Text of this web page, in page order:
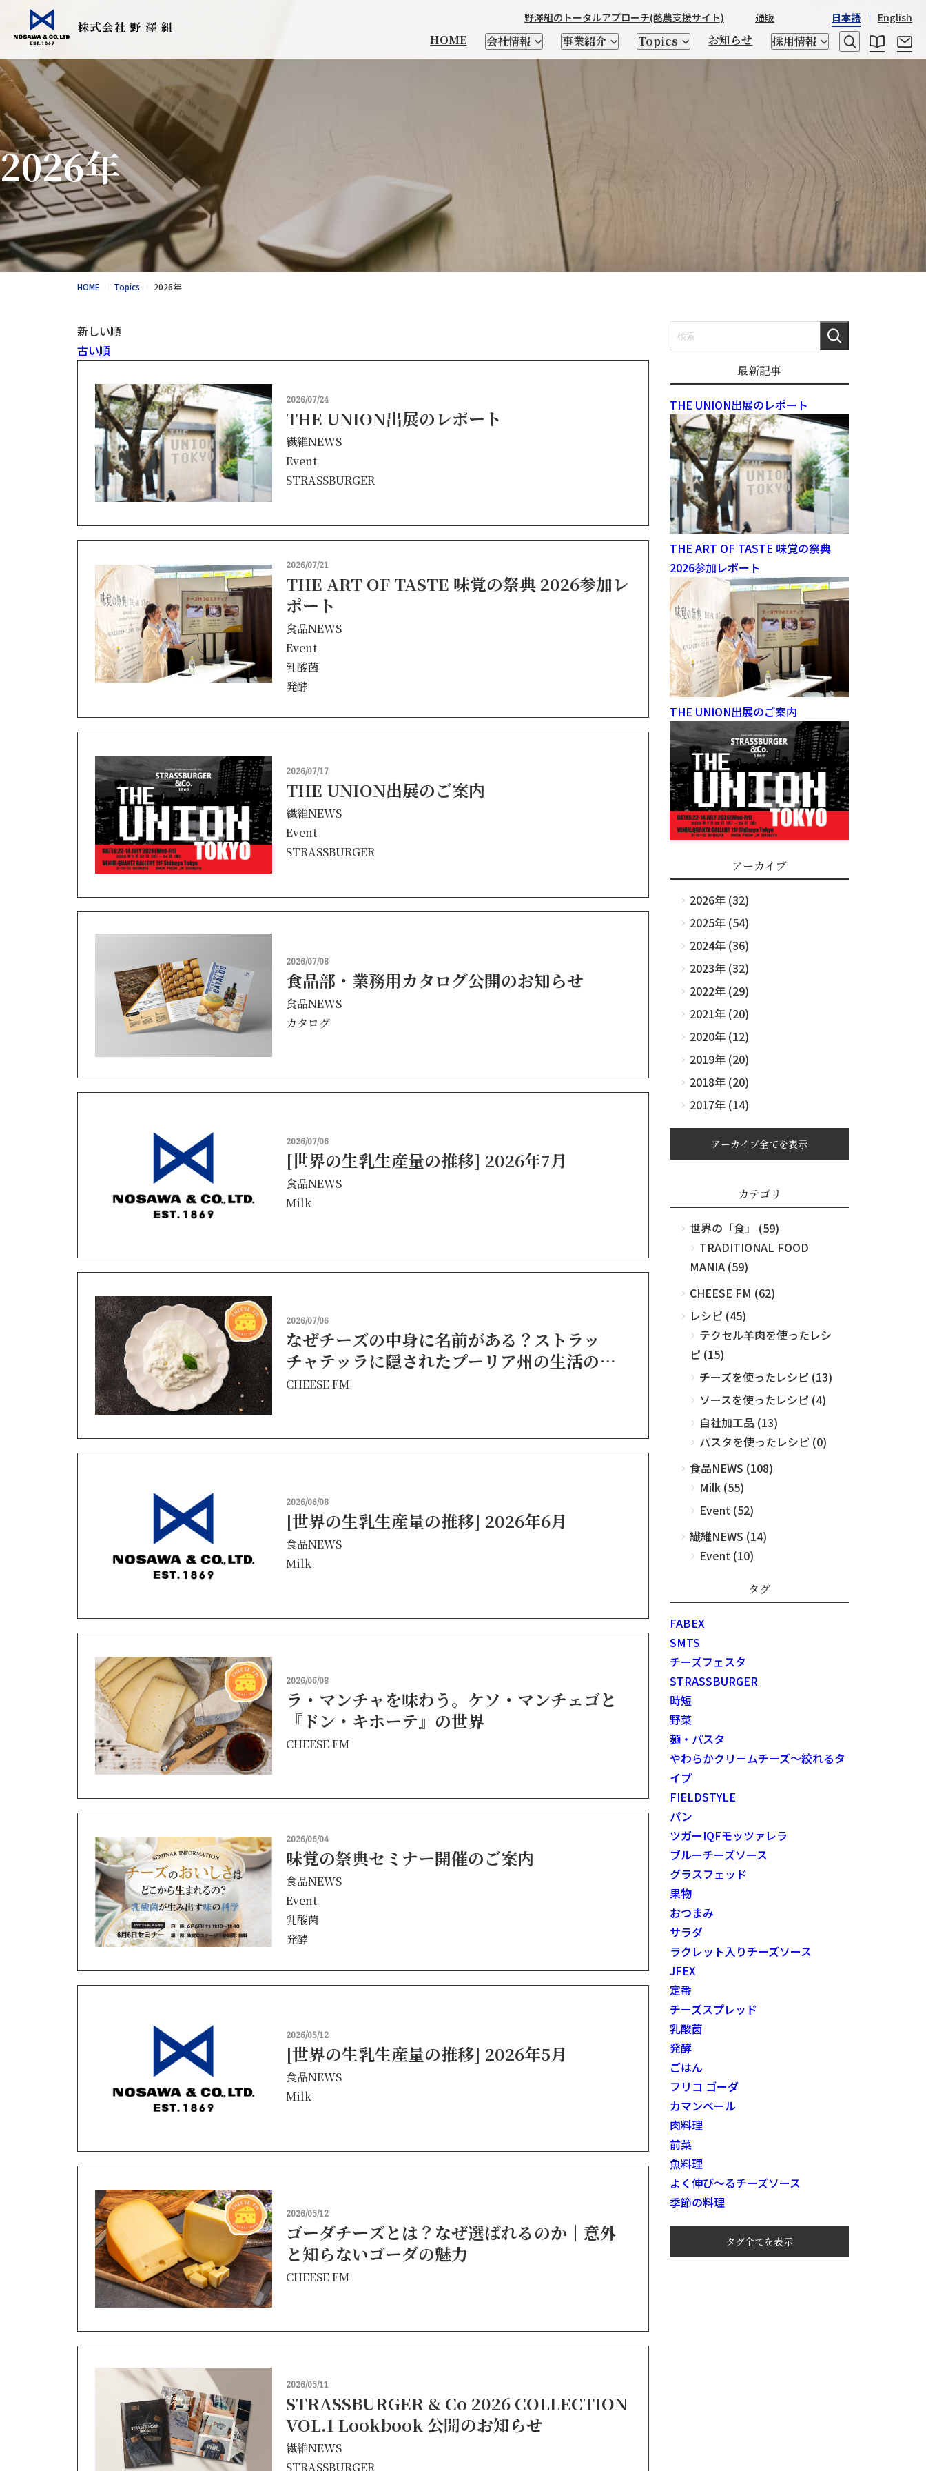
日本語 English
HOME 会社情報
会社情報
野澤組について
これからのNOSAWA 経営理念 会社概要 サステナビリティ
総合カタログ
事業紹介
事業紹介 食品輸入販売
輸入食品
乳酸菌・酵素 サプライヤー紹介
こだわりの日本製品輸出
クラフトビール 小麦粉 キッチン用品
衣料繊維加工製造
自社ブランド紹介
SELECT SHOP CHIKIRI NSWEAR CHIKIRICAMP
受精卵
酪農資材・設備
競走馬輸送・家畜輸入
関連資材の輸入
牛・豚・緬山羊などの
家畜生体、精液の輸入
野澤北海道農場
テクセル羊肉を使ったレシピ
総合カタログ
お問合せ
Topics
Topics
繊維NEWS
お知らせ 採用情報
採用情報
人を知る
新卒向け特設サイト
新卒エントリー
キャリア採用エントリー
野澤組のトータルアプローチ(酪農支援サイト) 通販
2026年
HOME Topics 2026年
新しい順
古い順
2026/07/24
THE UNION出展のレポート
繊維NEWS
Event
STRASSBURGER
2026/07/21
THE ART OF TASTE 味覚の祭典 2026参加レ
ポート
食品NEWS
Event
乳酸菌
発酵
2026/07/17
THE UNION出展のご案内
繊維NEWS
Event
STRASSBURGER
2026/07/08
食品部・業務用カタログ公開のお知らせ
食品NEWS
カタログ
2026/07/06
[世界の生乳生産量の推移] 2026年7月
食品NEWS
Milk
2026/07/06
なぜチーズの中身に名前がある？ストラッ
チャテッラに隠されたプーリア州の生活の知
恵
CHEESE FM
2026/06/08
[世界の生乳生産量の推移] 2026年6月
食品NEWS
Milk
2026/06/08
ラ・マンチャを味わう。ケソ・マンチェゴと
『ドン・キホーテ』の世界
CHEESE FM
2026/06/04
味覚の祭典セミナー開催のご案内
食品NEWS
Event
乳酸菌
発酵
2026/05/12
[世界の生乳生産量の推移] 2026年5月
食品NEWS
Milk
2026/05/12
ゴーダチーズとは？なぜ選ばれるのか｜意外
と知らないゴーダの魅力
CHEESE FM
2026/05/11
STRASSBURGER & Co 2026 COLLECTION
VOL.1 Lookbook 公開のお知らせ
繊維NEWS
STRASSBURGER
最新記事
THE UNION出展のレポート
THE ART OF TASTE 味覚の祭典
2026参加レポート
THE UNION出展のご案内
アーカイブ
2026年 (32)
2025年 (54)
2024年 (36)
2023年 (32)
2022年 (29)
2021年 (20)
2020年 (12)
2019年 (20)
2018年 (20)
2017年 (14)
アーカイブ全てを表示
カテゴリ
世界の「食」 (59)
TRADITIONAL FOOD
MANIA (59)
CHEESE FM (62)
レシピ (45)
テクセル羊肉を使ったレシ
ピ (15)
チーズを使ったレシピ (13)
ソースを使ったレシピ (4)
自社加工品 (13)
パスタを使ったレシピ (0)
食品NEWS (108)
Milk (55)
Event (52)
繊維NEWS (14)
Event (10)
タグ
FABEX
SMTS
チーズフェスタ
STRASSBURGER
時短
野菜
麺・パスタ
やわらかクリームチーズ～絞れるタ
イプ
FIELDSTYLE
パン
ツガーIQFモッツァレラ
ブルーチーズソース
グラスフェッド
果物
おつまみ
サラダ
ラクレット入りチーズソース
JFEX
定番
チーズスプレッド
乳酸菌
発酵
ごはん
フリコ ゴーダ
カマンベール
肉料理
前菜
魚料理
よく伸び～るチーズソース
季節の料理
タグ全てを表示